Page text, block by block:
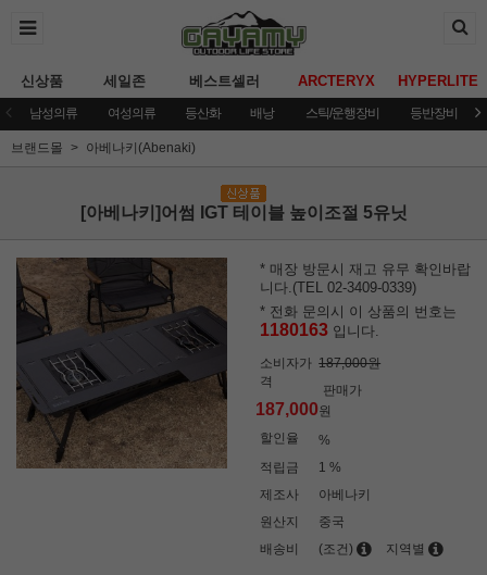
신상품 세일존 베스트셀러 ARCTERYX HYPERLITE
남성의류 여성의류 등산화 배낭 스틱/운행장비 등반장비
브랜드몰 아베나키(Abenaki)
[아베나키]어썸 IGT 테이블 높이조절 5유닛
* 매장 방문시 재고 유무 확인바랍
니다.(TEL 02-3409-0339)
* 전화 문의시 이 상품의 번호는
1180163 입니다.
소비자가
격
187,000원
판매가
187,000원
할인율
%
적립금
1 %
제조사
아베나키
원산지
중국
배송비
(조건) 지역별